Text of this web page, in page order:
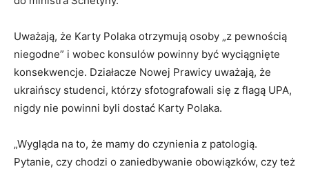
Uważają, że Karty Polaka otrzymują osoby „z pewnością
niegodne” i wobec konsulów powinny być wyciągnięte
konsekwencje. Działacze Nowej Prawicy uważają, że
ukraińscy studenci, którzy sfotografowali się z flagą UPA,
nigdy nie powinni byli dostać Karty Polaka.
„Wygląda na to, że mamy do czynienia z patologią.
Pytanie, czy chodzi o zaniedbywanie obowiązków, czy też